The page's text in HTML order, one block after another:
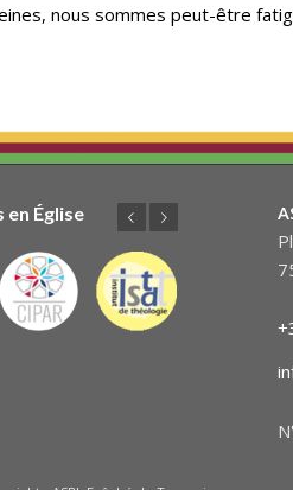
nous sommes peut-être
Église
PrécédentSuivant